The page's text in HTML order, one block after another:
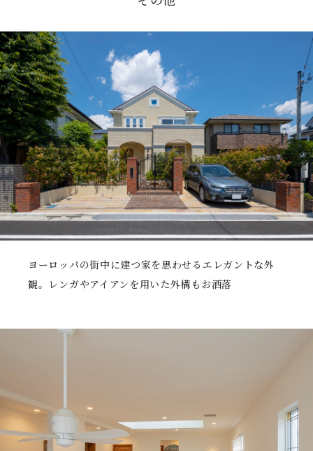
ヨーロッパの街中に建つ家を思わせるエレガントな外
観。レンガやアイアンを用いた外構もお洒落